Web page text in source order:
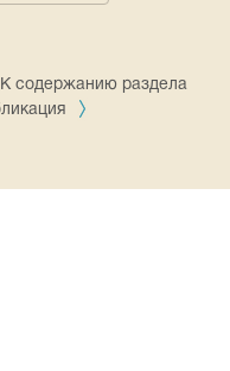
К содержанию раздела